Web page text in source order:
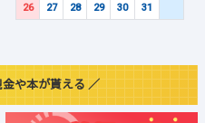
26
27 28 29 30 31
や本が貰える ／